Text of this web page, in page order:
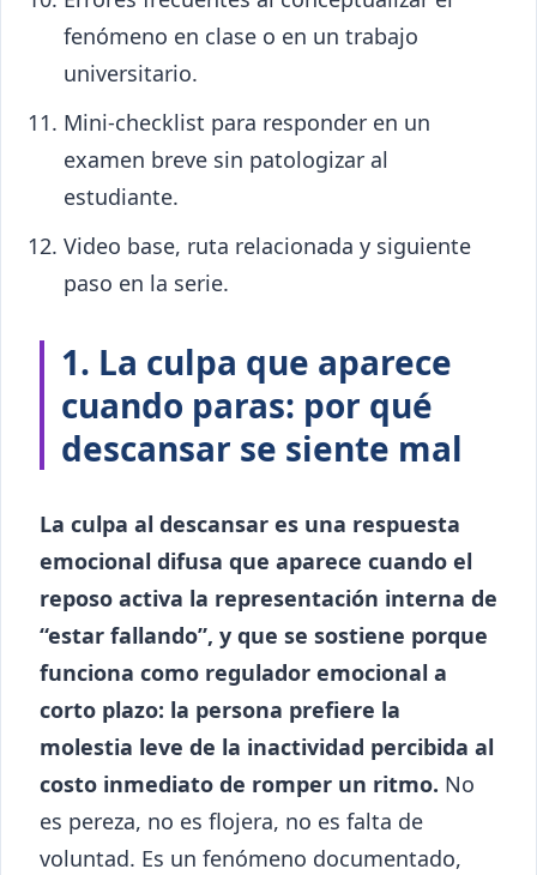
fenómeno en clase o en un trabajo
universitario.
Mini-checklist para responder en un
examen breve sin patologizar al
estudiante.
Video base, ruta relacionada y siguiente
paso en la serie.
1. La culpa que aparece
cuando paras: por qué
descansar se siente mal
La culpa al descansar es una respuesta
emocional difusa que aparece cuando el
reposo activa la representación interna de
“estar fallando”, y que se sostiene porque
funciona como regulador emocional a
corto plazo: la persona prefiere la
molestia leve de la inactividad percibida al
costo inmediato de romper un ritmo. No
es pereza, no es flojera, no es falta de
voluntad. Es un fenómeno documentado,